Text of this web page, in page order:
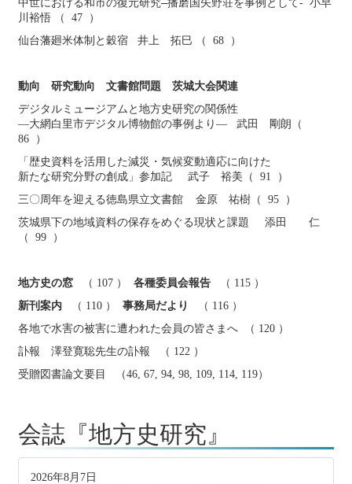
中世における和市の復元研究 播磨国矢野荘を事例として- 小早
川裕悟 （ 47 ）
仙台藩廻米体制と穀宿 井上 拓巳 （ 68 ）
動向 研究動向 文書館問題 茨城大会関連
デジタルミュージアムと地方史研究の関係性
―大網白里市デジタル博物館の事例より― 武田 剛朗（
86 ）
「歴史資料を活用した減災・気候変動適応に向けた
新たな研究分野の創成」参加記 武子 裕美（ 91 ）
三〇周年を迎える徳島県立文書館 金原 祐樹（ 95 ）
茨城県下の地域資料の保存をめぐる現状と課題 添田 仁
（ 99 ）
地方史の窓 （ 107 ） 各種委員会報告 （ 115 ）
新刊案内 （ 110 ） 事務局だより
（ 116 ）
各地で水害の被害に遭われた会員の皆さまへ （ 120 ）
訃報 澤登寛聡先生の訃報 （ 122 ）
受贈図書論文要目 （46, 67, 94, 98, 109, 114, 119）
会誌『地方史研究』
2026年8月7日